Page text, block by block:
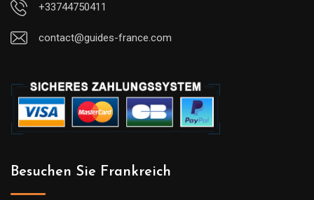
+33744750411
contact@guides-france.com
Besuchen Sie Frankreich